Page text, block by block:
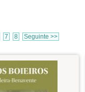
7 8 Seguinte >>